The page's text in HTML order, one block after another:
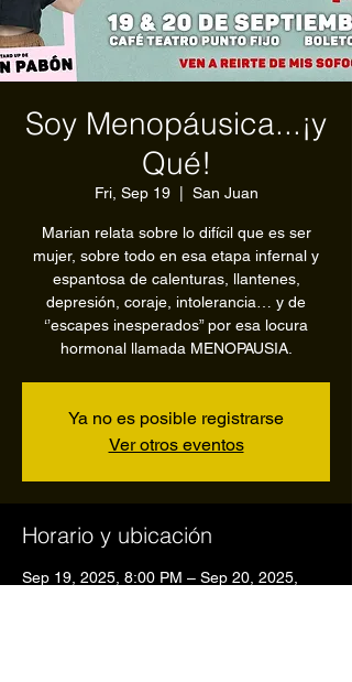
Soy Menopáusica...¡y
Qué!
Fri, Sep 19
  |
San Juan
Marian relata sobre lo difícil que es ser
mujer, sobre todo en esa etapa infernal y
espantosa de calenturas, llantenes,
depresión, coraje, intolerancia… y de
‘’escapes inesperados” por esa locura
hormonal llamada MENOPAUSIA.
Ya no es posible registrarse
Ver otros eventos
Horario y ubicación
Sep 19, 2025, 8:00 PM – Sep 20, 2025,